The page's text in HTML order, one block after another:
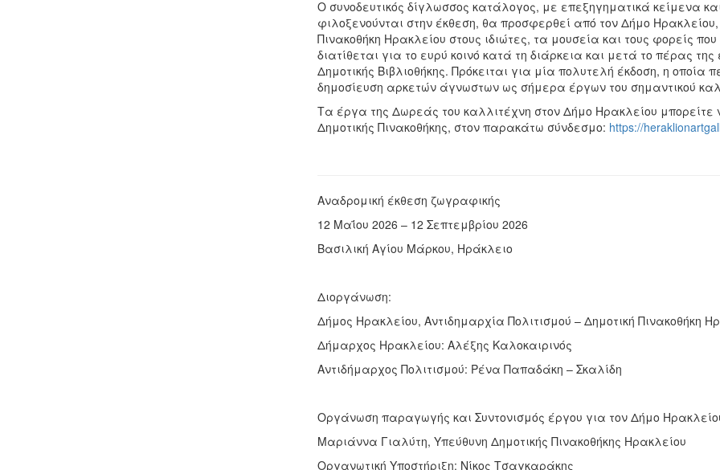
Ο συνοδευτικός δίγλωσσος κατάλογος, με επεξηγηματικά κείμενα
φιλοξενούνται στην έκθεση, θα προσφερθεί από τον Δήμο Ηρακλείου,
Πινακοθήκη Ηρακλείου στους ιδιώτες, τα μουσεία και τους φορείς
διατίθεται για το ευρύ κοινό κατά τη διάρκεια και μετά το πέρας
Δημοτικής Βιβλιοθήκης. Πρόκειται για μία πολυτελή έκδοση, η
δημοσίευση αρκετών άγνωστων ως σήμερα έργων του σημαντικού
Τα έργα της Δωρεάς του καλλιτέχνη στον Δήμο Ηρακλείου μπορείτε
Δημοτικής Πινακοθήκης, στον παρακάτω σύνδεσμο: https://
Αναδρομική έκθεση ζωγραφικής
12 Μαΐου 2026 – 12 Σεπτεμβρίου 2026
Βασιλική Αγίου Μάρκου, Ηράκλειο
Διοργάνωση:
Δήμος Ηρακλείου, Αντιδημαρχία Πολιτισμού – Δημοτική Πινακοθήκη
Δήμαρχος Ηρακλείου: Αλέξης Καλοκαιρινός
Αντιδήμαρχος Πολιτισμού: Ρένα Παπαδάκη – Σκαλίδη
Οργάνωση παραγωγής και Συντονισμός έργου για τον Δήμο
Μαριάννα Γιαλύτη, Υπεύθυνη Δημοτικής Πινακοθήκης Ηρακλείου
Οργανωτική Υποστήριξη: Νίκος Τσαγκαράκης